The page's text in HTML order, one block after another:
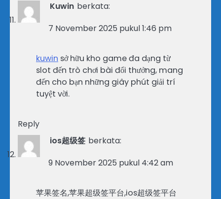
Kuwin berkata:
7 November 2025 pukul 1:46 pm
kuwin sở hữu kho game đa dạng từ
slot đến trò chơi bài đổi thưởng, mang
đến cho bạn những giây phút giải trí
tuyệt vời.
Reply
ios超级签 berkata:
9 November 2025 pukul 4:42 am
苹果签名,苹果超级签平台,ios超级签平台